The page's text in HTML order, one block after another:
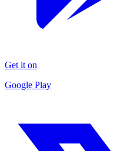
Get it on
Google Play